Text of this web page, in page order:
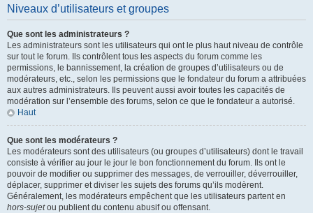
Niveaux d’utilisateurs et groupes
Que sont les administrateurs ?
Les administrateurs sont les utilisateurs qui ont le plus haut niveau de contrôle
sur tout le forum. Ils contrôlent tous les aspects du forum comme les
permissions, le bannissement, la création de groupes d’utilisateurs ou de
modérateurs, etc., selon les permissions que le fondateur du forum a attribuées
aux autres administrateurs. Ils peuvent aussi avoir toutes les capacités de
modération sur l’ensemble des forums, selon ce que le fondateur a autorisé.
Haut
Que sont les modérateurs ?
Les modérateurs sont des utilisateurs (ou groupes d’utilisateurs) dont le travail
consiste à vérifier au jour le jour le bon fonctionnement du forum. Ils ont le
pouvoir de modifier ou supprimer des messages, de verrouiller, déverrouiller,
déplacer, supprimer et diviser les sujets des forums qu’ils modèrent.
Généralement, les modérateurs empêchent que les utilisateurs partent en
hors-sujetou publient du contenu abusif ou offensant.